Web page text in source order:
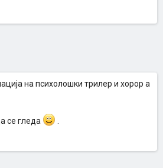
на психолошки трилер и хорор а
се гледа